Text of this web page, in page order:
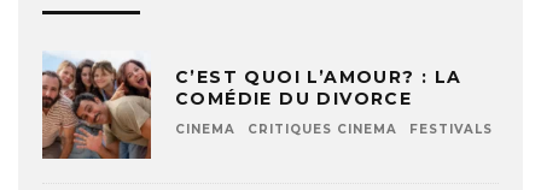
C’EST QUOI L’AMOUR? : LA
COMÉDIE DU DIVORCE
CINEMA CRITIQUES CINEMA FESTIVALS